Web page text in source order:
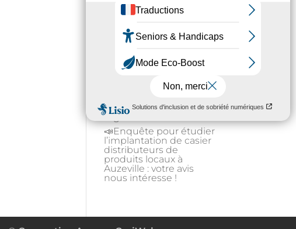
zone sécurisée !
Occitanie en adoptant
les bons gestes
Gestion de l’eau : état
d’alerte hydrique pour
au frais et s’hydrater
régulièrement
📣Enquête pour étudier
l’implantation de casier
distributeurs de
produits locaux à
Auzeville : votre avis
nous intéresse !